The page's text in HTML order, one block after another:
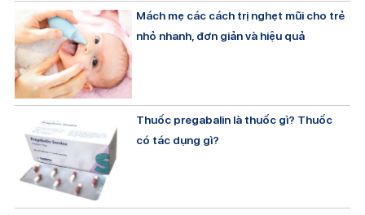
Mách mẹ các cách trị nghẹt mũi cho trẻ
nhỏ nhanh, đơn giản và hiệu quả
Thuốc pregabalin là thuốc gì? Thuốc
có tác dụng gì?